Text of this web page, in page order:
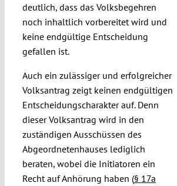
deutlich, dass das Volksbegehren
noch inhaltlich vorbereitet wird und
keine endgültige Entscheidung
gefallen ist.
Auch ein zulässiger und erfolgreicher
Volksantrag zeigt keinen endgültigen
Entscheidungscharakter auf. Denn
dieser Volksantrag wird in den
zuständigen Ausschüssen des
Abgeordnetenhauses lediglich
beraten, wobei die Initiatoren ein
Recht auf Anhörung haben (§ 17a